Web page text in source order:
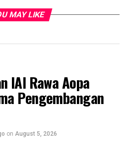
dari strategi nasional untuk
menyiapkan lahan dan
bukti komitmen terhadap
kata Robben Rico di
Kendari, Robben Rico
Sulawesi Tenggara
Sumangerukka dan Wakil
serta sejumlah pejabat
MAY LIKE
IAI Rawa Aopa
Pengembangan
on August 5, 2026